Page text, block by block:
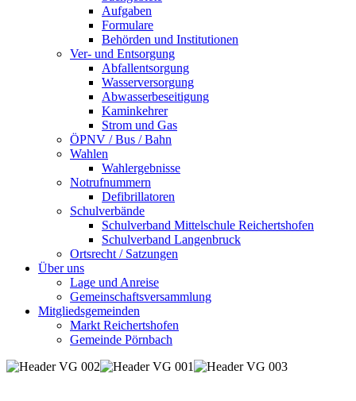
Aufgaben
Formulare
Behörden und Institutionen
Ver- und Entsorgung
Abfallentsorgung
Wasserversorgung
Abwasserbeseitigung
Kaminkehrer
Strom und Gas
ÖPNV / Bus / Bahn
Wahlen
Wahlergebnisse
Notrufnummern
Defibrillatoren
Schulverbände
Schulverband Mittelschule Reichertshofen
Schulverband Langenbruck
Ortsrecht / Satzungen
Über uns
Lage und Anreise
Gemeinschaftsversammlung
Mitgliedsgemeinden
Markt Reichertshofen
Gemeinde Pörnbach